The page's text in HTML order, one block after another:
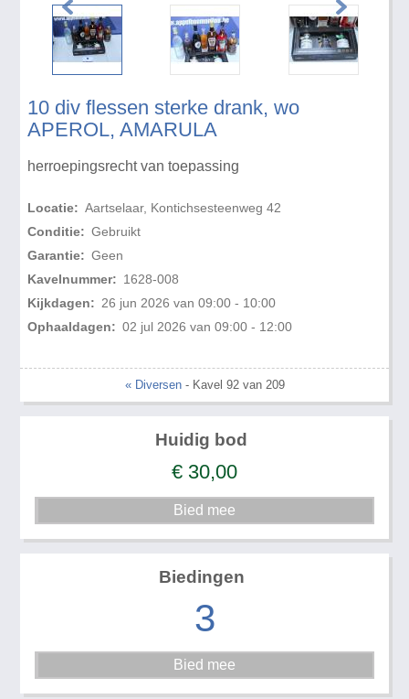
10 div flessen sterke drank, wo
APEROL, AMARULA
herroepingsrecht van toepassing
Locatie: Aartselaar, Kontichsesteenweg 42
Conditie: Gebruikt
Garantie: Geen
Kavelnummer: 1628-008
Kijkdagen: 26 jun 2026 van 09:00 - 10:00
Ophaaldagen: 02 jul 2026 van 09:00 - 12:00
« Diversen- Kavel 92 van 209
Huidig bod
€ 30,00
Biedingen
3